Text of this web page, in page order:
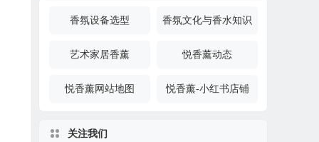
香氛设备选型 香氛文化与香水知识
艺术家居香薰 悦香薰动态
悦香薰网站地图 悦香薰-小红书店铺
关注我们